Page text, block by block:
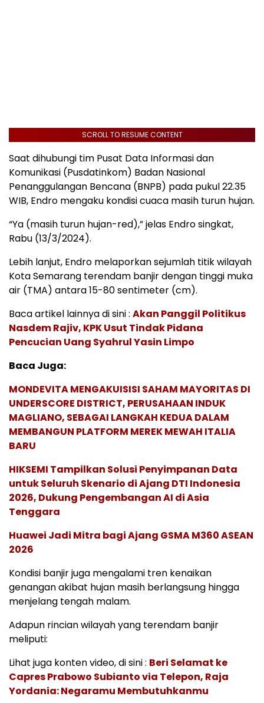
SCROLL TO RESUME CONTENT
Saat dihubungi tim Pusat Data Informasi dan
Komunikasi (Pusdatinkom) Badan Nasional
Penanggulangan Bencana (BNPB) pada pukul 22.35
WIB, Endro mengaku kondisi cuaca masih turun hujan.
“Ya (masih turun hujan-red),” jelas Endro singkat,
Rabu (13/3/2024).
Lebih lanjut, Endro melaporkan sejumlah titik wilayah
Kota Semarang terendam banjir dengan tinggi muka
air (TMA) antara 15-80 sentimeter (cm).
Baca artikel lainnya di sini : Akan Panggil Politikus
Nasdem Rajiv, KPK Usut Tindak Pidana
Pencucian Uang Syahrul Yasin Limpo
Baca Juga:
MONDEVITA MENGAKUISISI SAHAM MAYORITAS DI
UNDERSCORE DISTRICT, PERUSAHAAN INDUK
MAGLIANO, SEBAGAI LANGKAH KEDUA DALAM
MEMBANGUN PLATFORM MEREK MEWAH ITALIA
BARU
HIKSEMI Tampilkan Solusi Penyimpanan Data
untuk Seluruh Skenario di Ajang DTI Indonesia
2026, Dukung Pengembangan AI di Asia
Tenggara
Huawei Jadi Mitra bagi Ajang GSMA M360 ASEAN
2026
Kondisi banjir juga mengalami tren kenaikan
genangan akibat hujan masih berlangsung hingga
menjelang tengah malam.
Adapun rincian wilayah yang terendam banjir
meliputi:
Lihat juga konten video, di sini : Beri Selamat ke
Capres Prabowo Subianto via Telepon, Raja
Yordania: Negaramu Membutuhkanmu